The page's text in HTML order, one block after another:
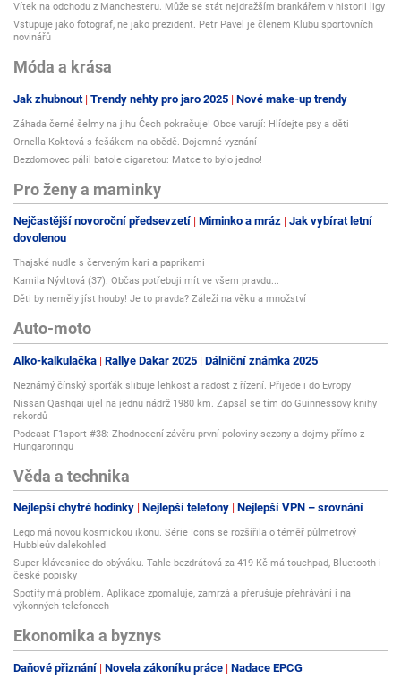
Vítek na odchodu z Manchesteru. Může se stát nejdražším brankářem v historii ligy
Vstupuje jako fotograf, ne jako prezident. Petr Pavel je členem Klubu sportovních
novinářů
Móda a krása
Jak zhubnout Trendy nehty pro jaro 2025 Nové make-up trendy
Záhada černé šelmy na jihu Čech pokračuje! Obce varují: Hlídejte psy a děti
Ornella Koktová s fešákem na obědě. Dojemné vyznání
Bezdomovec pálil batole cigaretou: Matce to bylo jedno!
Pro ženy a maminky
Nejčastější novoroční předsevzetí Miminko a mráz Jak vybírat letní
dovolenou
Thajské nudle s červeným kari a paprikami
Kamila Nývltová (37): Občas potřebuji mít ve všem pravdu...
Děti by neměly jíst houby! Je to pravda? Záleží na věku a množství
Auto-moto
Alko-kalkulačka Rallye Dakar 2025 Dálniční známka 2025
Neznámý čínský sporťák slibuje lehkost a radost z řízení. Přijede i do Evropy
Nissan Qashqai ujel na jednu nádrž 1980 km. Zapsal se tím do Guinnessovy knihy
rekordů
Podcast F1sport #38: Zhodnocení závěru první poloviny sezony a dojmy přímo z
Hungaroringu
Věda a technika
Nejlepší chytré hodinky Nejlepší telefony Nejlepší VPN – srovnání
Lego má novou kosmickou ikonu. Série Icons se rozšířila o téměř půlmetrový
Hubbleův dalekohled
Super klávesnice do obýváku. Tahle bezdrátová za 419 Kč má touchpad, Bluetooth i
české popisky
Spotify má problém. Aplikace zpomaluje, zamrzá a přerušuje přehrávání i na
výkonných telefonech
Ekonomika a byznys
Daňové přiznání Novela zákoníku práce Nadace EPCG